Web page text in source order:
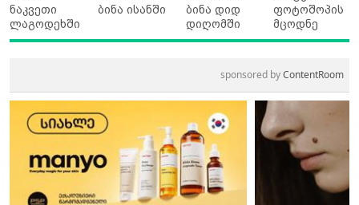
ნაკვეთი
ლაგოდეხში
ბინა ისანში
ბინა დიდ
დიღომში
ფოტოშოპის
მცოდნე
sponsored byContentRoom